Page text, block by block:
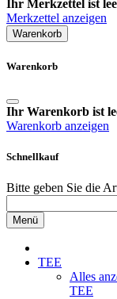
Ihr Merkzettel ist
Merkzettel anzeigen
Warenkorb
Warenkorb
Ihr Warenkorb ist
Warenkorb anzeigen
Schnellkauf
Bitte geben Sie die
Menü
TEE
Alles
TEE